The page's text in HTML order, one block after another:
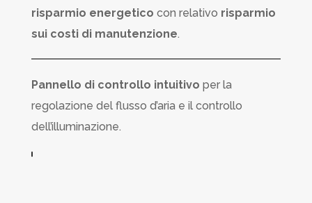
risparmio energetico con relativo risparmio
sui costi di manutenzione.
Pannello di controllo intuitivo per la
regolazione del flusso d’aria e il controllo
dell’illuminazione.